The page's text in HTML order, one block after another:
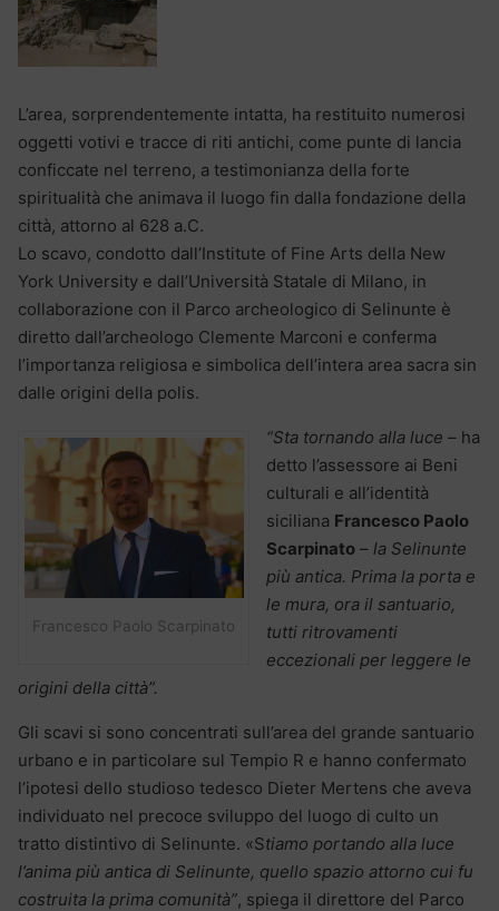
L’area, sorprendentemente intatta, ha restituito numerosi
oggetti votivi e tracce di riti antichi, come punte di lancia
conficcate nel terreno, a testimonianza della forte
spiritualità che animava il luogo fin dalla fondazione della
città, attorno al 628 a.C.
Lo scavo, condotto dall’Institute of Fine Arts della New
York University e dall’Università Statale di Milano, in
collaborazione con il Parco archeologico di Selinunte è
diretto dall’archeologo Clemente Marconi e conferma
l’importanza religiosa e simbolica dell’intera area sacra sin
dalle origini della polis.
Francesco Paolo Scarpinato
“Sta tornando alla luce – ha
detto l’assessore ai Beni
culturali e all’identità
siciliana Francesco Paolo
Scarpinato – la Selinunte
più antica. Prima la porta e
le mura, ora il santuario,
tutti ritrovamenti
eccezionali per leggere le
origini della città”.
Gli scavi si sono concentrati sull’area del grande santuario
urbano e in particolare sul Tempio R e hanno confermato
l’ipotesi dello studioso tedesco Dieter Mertens che aveva
individuato nel precoce sviluppo del luogo di culto un
tratto distintivo di Selinunte. «Stiamo portando alla luce
l’anima più antica di Selinunte, quello spazio attorno cui fu
costruita la prima comunità”, spiega il direttore del Parco